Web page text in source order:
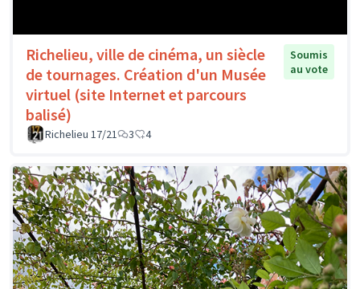
Richelieu, ville de cinéma, un siècle
de tournages. Création d'un Musée
virtuel (site Internet et parcours
balisé)
Soumis
au vote
Richelieu 17/21 3 4